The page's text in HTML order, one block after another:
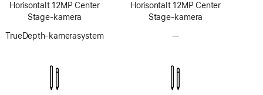
Horisontalt 12MP Center
Stage-kamera
TrueDepth-kamerasystem
Horisontalt 12MP Center
Stage-kamera
—Intet